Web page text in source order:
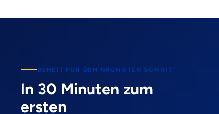
BEREIT FUR DEN NACHSTEN SCHRITT
In 30 Minuten zum
ersten